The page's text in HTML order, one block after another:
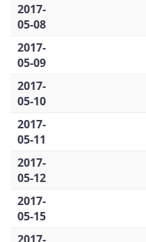
2017-
05-08
2017-
05-09
2017-
05-10
2017-
05-11
2017-
05-12
2017-
05-15